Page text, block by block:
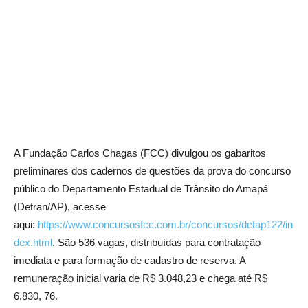
A Fundação Carlos Chagas (FCC) divulgou os gabaritos
preliminares dos cadernos de questões da prova do concurso
público do Departamento Estadual de Trânsito do Amapá
(Detran/AP), acesse
aqui: https://www.concursosfcc.com.br/concursos/detap122/in
dex.html. São 536 vagas, distribuídas para contratação
imediata e para formação de cadastro de reserva. A
remuneração inicial varia de R$ 3.048,23 e chega até R$
6.830, 76.